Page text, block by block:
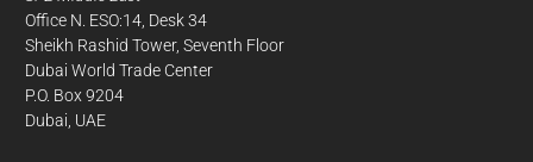
Office N. ESO:14, Desk 34
Sheikh Rashid Tower, Seventh Floor
Dubai World Trade Center
P.O. Box 9204
Dubai, UAE